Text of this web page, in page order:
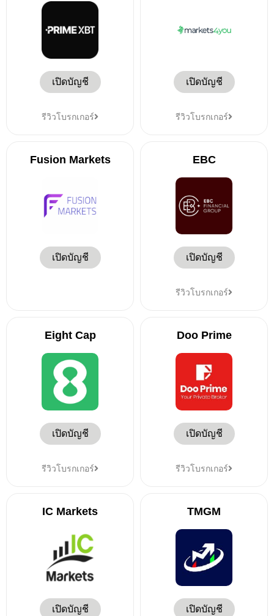
เปิดบัญชี
รีวิวโบรกเกอร์
เปิดบัญชี
รีวิวโบรกเกอร์
Fusion Markets
เปิดบัญชี
EBC
เปิดบัญชี
รีวิวโบรกเกอร์
Eight Cap
เปิดบัญชี
รีวิวโบรกเกอร์
Doo Prime
เปิดบัญชี
รีวิวโบรกเกอร์
IC Markets
เปิดบัญชี
TMGM
เปิดบัญชี